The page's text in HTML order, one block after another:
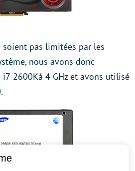
pas limitées par les
nous avons donc
2600Kà 4 GHz et avons utilisé